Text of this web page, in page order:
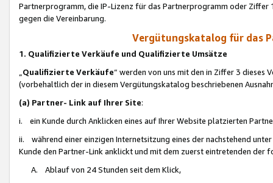
Partnerprogramm, die IP-Lizenz für das Partnerprogramm oder
gegen die Vereinbarung.
Vergütungskatalog für das
1. Qualifizierte Verkäufe und Qualifizierte Umsätze
Qualifizierte Verkäufe“ werden von uns mit den in Ziffer 3
(vorbehaltlich der in diesem Vergütungskatalog beschriebenen
(a) Partner- Link auf Ihrer Site:
i. ein Kunde durch Anklicken eines auf Ihrer Website platzierten
ii. während einer einzigen Internetsitzung eines der nachstehend
Kunde den Partner-Link anklickt und mit dem zuerst eintretenden der
A. Ablauf von 24 Stunden seit dem Klick,